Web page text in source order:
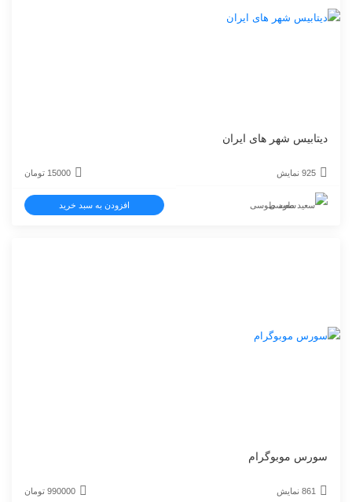
دیتابیس شهر های ایران
925 نمایش 15000 تومان
سعید طوسی افزودن به سبد خرید
سورس موبوگرام
861 نمایش 990000 تومان